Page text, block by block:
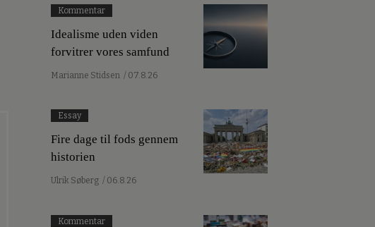
Kommentar
Idealisme uden viden
forvitrer vores samfund
Marianne Stidsen / 07.8.26
Essay
Fire dage til fods gennem
historien
Ulrik Søberg / 06.8.26
Kommentar